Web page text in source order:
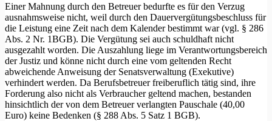
Einer Mahnung durch den Betreuer bedurfte es für den Verzug
ausnahmsweise nicht, weil durch den Dauervergütungsbeschluss für
die Leistung eine Zeit nach dem Kalender bestimmt war (vgl. § 286
Abs. 2 Nr. 1BGB). Die Vergütung sei auch schuldhaft nicht
ausgezahlt worden. Die Auszahlung liege im Verantwortungsbereich
der Justiz und könne nicht durch eine vom geltenden Recht
abweichende Anweisung der Senatsverwaltung (Exekutive)
verhindert werden. Da Berufsbetreuer freiberuflich tätig sind, ihre
Forderung also nicht als Verbraucher geltend machen, bestanden
hinsichtlich der von dem Betreuer verlangten Pauschale (40,00
Euro) keine Bedenken (§ 288 Abs. 5 Satz 1 BGB).